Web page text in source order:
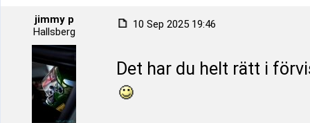
jimmy p
Hallsberg
10 Sep 2025 19:46
Det har du helt rätt i